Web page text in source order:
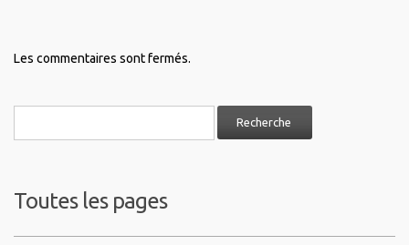
Les commentaires sont fermés.
Toutes les pages